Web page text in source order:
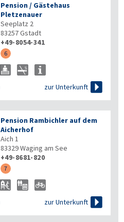
Pension / Gästehaus
Pletzenauer
Seeplatz 2
83257Gstadt
+49-8054-341
6
zur Unterkunft 
Pension Rambichler auf dem
Aicherhof
Aich 1
83329Waging am See
+49-8681-820
7
zur Unterkunft 